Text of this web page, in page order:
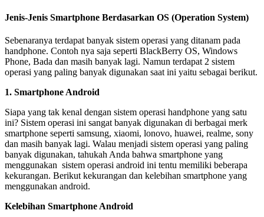
Jenis-Jenis Smartphone Berdasarkan OS (Operation System)
Sebenaranya terdapat banyak sistem operasi yang ditanam pada
handphone. Contoh nya saja seperti BlackBerry OS, Windows
Phone, Bada dan masih banyak lagi. Namun terdapat 2 sistem
operasi yang paling banyak digunakan saat ini yaitu sebagai berikut.
1. Smartphone Android
Siapa yang tak kenal dengan sistem operasi handphone yang satu
ini? Sistem operasi ini sangat banyak digunakan di berbagai merk
smartphone seperti samsung, xiaomi, lonovo, huawei, realme, sony
dan masih banyak lagi. Walau menjadi sistem operasi yang paling
banyak digunakan, tahukah Anda bahwa smartphone yang
menggunakan sistem operasi android ini tentu memiliki beberapa
kekurangan. Berikut kekurangan dan kelebihan smartphone yang
menggunakan android.
Kelebihan Smartphone Android